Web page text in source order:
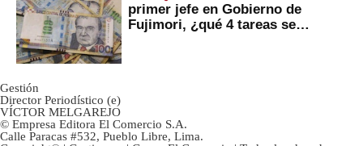
primer jefe en Gobierno de
Fujimori, ¿qué 4 tareas se
Gestión
Director Periodístico (e)
VÍCTOR MELGAREJO
© Empresa Editora El Comercio S.A.
Calle Paracas #532, Pueblo Libre, Lima.